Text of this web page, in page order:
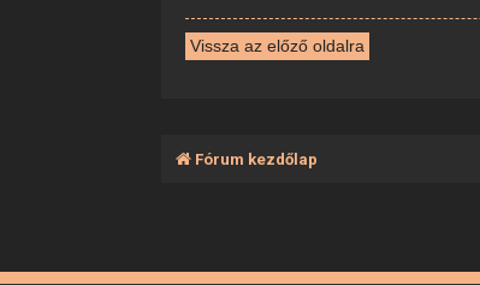
Vissza az előző oldalra
Fórum kezdőlap